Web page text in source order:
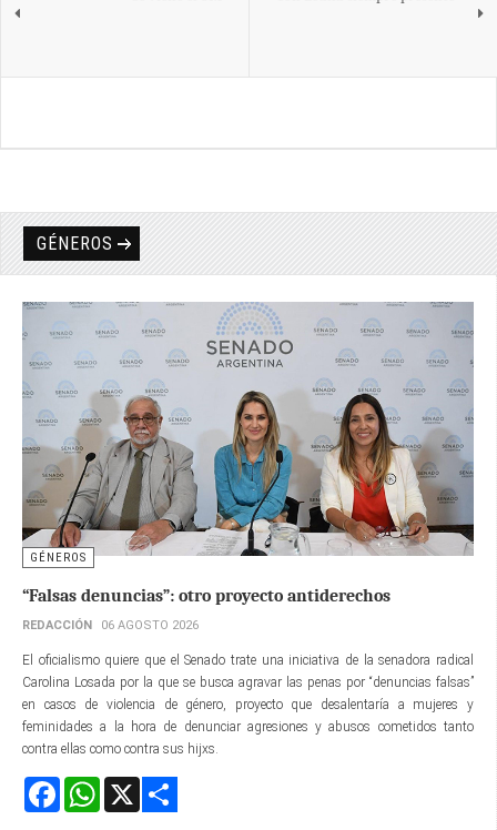
GÉNEROS
GÉNEROS
“Falsas denuncias”: otro proyecto antiderechos
REDACCIÓN 06 AGOSTO 2026
El oficialismo quiere que el Senado trate una iniciativa de la senadora radical
Carolina Losada por la que se busca agravar las penas por “denuncias falsas”
en casos de violencia de género, proyecto que desalentaría a mujeres y
feminidades a la hora de denunciar agresiones y abusos cometidos tanto
contra ellas como contra sus hijxs.
FacebookWhatsApp